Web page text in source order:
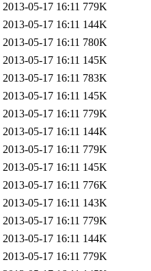
2013-05-17 16:11 779K
2013-05-17 16:11 144K
2013-05-17 16:11 780K
2013-05-17 16:11 145K
2013-05-17 16:11 783K
2013-05-17 16:11 145K
2013-05-17 16:11 779K
2013-05-17 16:11 144K
2013-05-17 16:11 779K
2013-05-17 16:11 145K
2013-05-17 16:11 776K
2013-05-17 16:11 143K
2013-05-17 16:11 779K
2013-05-17 16:11 144K
2013-05-17 16:11 779K